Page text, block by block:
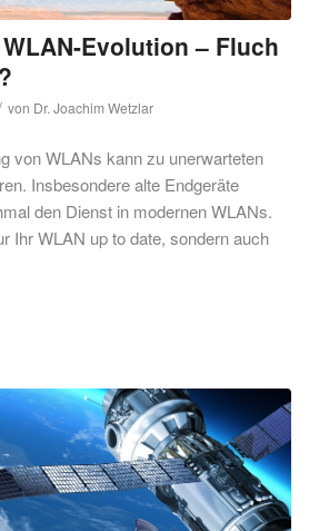
Evolution – Fluch
von Dr. Joachim Wetzlar
von WLANs kann zu unerwarteten
Insbesondere alte Endgeräte
den Dienst in modernen WLANs.
Ihr WLAN up to date, sondern auch